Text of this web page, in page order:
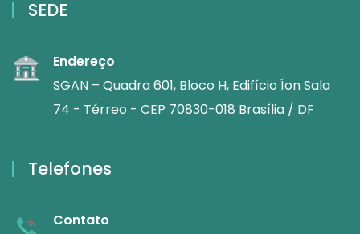
SEDE
Endereço
SGAN – Quadra 601, Bloco H, Edifício Íon Sala
74 - Térreo - CEP 70830-018 Brasília / DF
Telefones
Contato